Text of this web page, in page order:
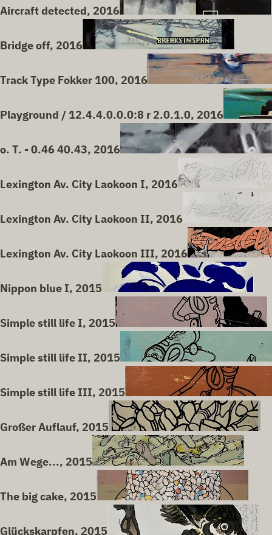
Aircraft detected, 2016
Bridge off, 2016
Track Type Fokker 100, 2016
Playground / 12.4.4.0.0.0:8 r 2.0.1.0, 2016
o. T. - 0.46 40.43, 2016
Lexington Av. City Laokoon I, 2016
Lexington Av. City Laokoon II, 2016
Lexington Av. City Laokoon III, 2016
Nippon blue I, 2015
Simple still life I, 2015
Simple still life II, 2015
Simple still life III, 2015
Großer Auflauf, 2015
Am Wege..., 2015
The big cake, 2015
Glückskarpfen, 2015